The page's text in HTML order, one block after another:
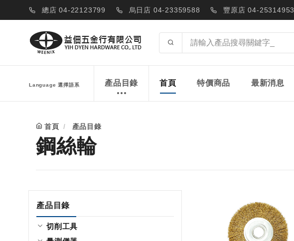
總店 04-22123799 烏日店 04-23359588 豐原店 04-25314953
Language 選擇語系 產品目錄 首頁 特價商品 最新消息
首頁 產品目錄
鋼絲輪
產品目錄
切削工具